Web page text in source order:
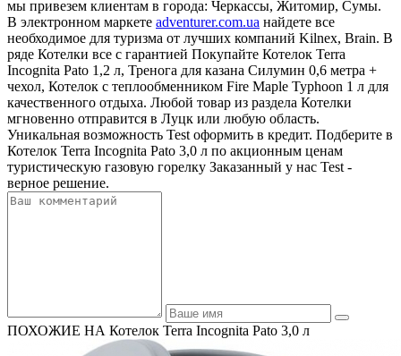
мы привезем клиентам в города: Черкассы, Житомир, Сумы.
В электронном маркете adventurer.com.ua найдете все
необходимое для туризма от лучших компаний Kilnex, Brain. В
ряде Котелки все с гарантией Покупайте Котелок Terra
Incognita Pato 1,2 л, Тренога для казана Силумин 0,6 метра +
чехол, Котелок с теплообменником Fire Maple Typhoon 1 л для
качественного отдыха. Любой товар из раздела Котелки
мгновенно отправится в Луцк или любую область.
Уникальная возможность Test оформить в кредит. Подберите в
Котелок Terra Incognita Pato 3,0 л по акционным ценам
туристическую газовую горелку Заказанный у нас Test -
верное решение.
ПОХОЖИЕ НА Котелок Terra Incognita Pato 3,0 л